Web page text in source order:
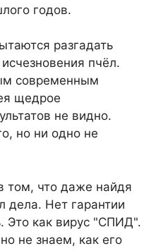
годов.
разгадать
пчёл.
современным
щедрое
не видно.
но ни одно не
том, что даже найдя
дела. Нет гарантии
Это как вирус "СПИД".
не знаем, как его